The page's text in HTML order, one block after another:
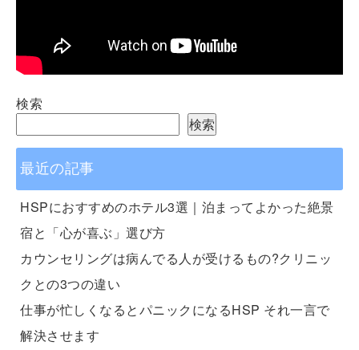
検索
検索
最近の記事
HSPにおすすめのホテル3選｜泊まってよかった絶景
宿と「心が喜ぶ」選び方
カウンセリングは病んでる人が受けるもの?クリニッ
クとの3つの違い
仕事が忙しくなるとパニックになるHSP それ一言で
解決させます